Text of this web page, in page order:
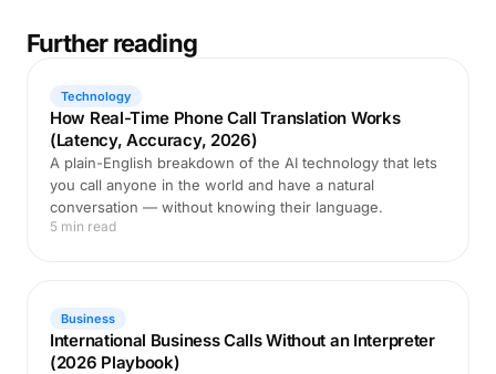
Further reading
Technology
How Real-Time Phone Call Translation Works
(Latency, Accuracy, 2026)
A plain-English breakdown of the AI technology that lets
you call anyone in the world and have a natural
conversation — without knowing their language.
5 min read
Business
International Business Calls Without an Interpreter
(2026 Playbook)